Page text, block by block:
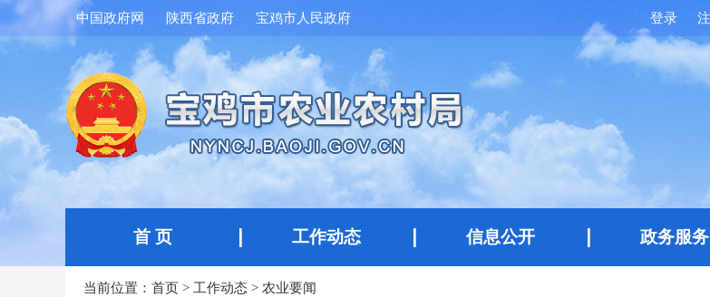
中国政府网 陕西省政府 宝鸡市人民政府 登录
首 页 工作动态 信息公开 政务服务
当前位置： 首页 > 工作动态 > 农业要闻